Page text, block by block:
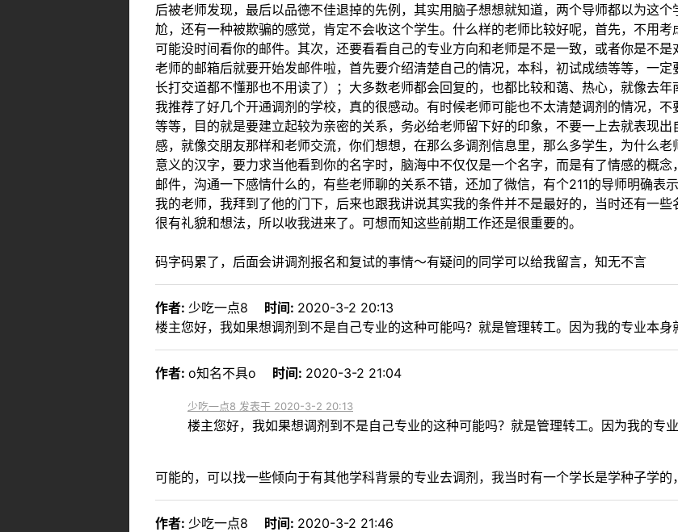
后被老师发现，最后以品德不佳退掉的先例，其实用脑子想想就知道，两个导师都以为这
尬，还有一种被欺骗的感觉，肯定不会收这个学生。什么样的老师比较好呢，首先，不用
可能没时间看你的邮件。其次，还要看看自己的专业方向和老师是不是一致，或者你是不
老师的邮箱后就要开始发邮件啦，首先要介绍清楚自己的情况，本科，初试成绩等等，一
长打交道都不懂那也不用读了）；大多数老师都会回复的，也都比较和蔼、热心，就像去
我推荐了好几个开通调剂的学校，真的很感动。有时候老师可能也不太清楚调剂的情况，
等等，目的就是要建立起较为亲密的关系，务必给老师留下好的印象，不要一上去就表现
感，就像交朋友那样和老师交流，你们想想，在那么多调剂信息里，那么多学生，为什么
意义的汉字，要力求当他看到你的名字时，脑海中不仅仅是一个名字，而是有了情感的概
邮件，沟通一下感情什么的，有些老师聊的关系不错，还加了微信，有个211的导师明确
我的老师，我拜到了他的门下，后来也跟我讲说其实我的条件并不是最好的，当时还有一
很有礼貌和想法，所以收我进来了。可想而知这些前期工作还是很重要的。
码字码累了，后面会讲调剂报名和复试的事情～有疑问的同学可以给我留言，知无不言
作者: 少吃一点8 时间: 2020-3-2 20:13
楼主您好，我如果想调剂到不是自己专业的这种可能吗？就是管理转工。因为我的专业本
作者: o知名不具o 时间: 2020-3-2 21:04
少吃一点8 发表于 2020-3-2 20:13
楼主您好，我如果想调剂到不是自己专业的这种可能吗？就是管理转工。因为我的专
可能的，可以找一些倾向于有其他学科背景的专业去调剂，我当时有一个学长是学种子学的
作者: 少吃一点8 时间: 2020-3-2 21:46